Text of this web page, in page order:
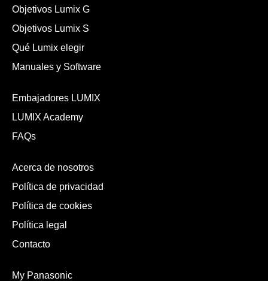
Objetivos Lumix G
Objetivos Lumix S
Qué Lumix elegir
Manuales y Software
Embajadores LUMIX
LUMIX Academy
FAQs
Acerca de nosotros
Política de privacidad
Política de cookies
Política legal
Contacto
My Panasonic